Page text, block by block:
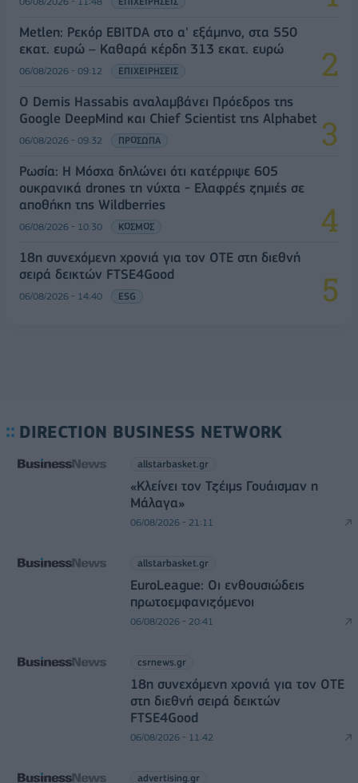
Metlen: Ρεκόρ EBITDA στο α' εξάμηνο, στα 550
εκατ. ευρώ – Καθαρά κέρδη 313 εκατ. ευρώ
06/08/2026 - 09:12 ΕΠΙΧΕΙΡΗΣΕΙΣ
Ο Demis Hassabis αναλαμβάνει Πρόεδρος της
Google DeepMind και Chief Scientist της Alphabet
06/08/2026 - 09:32 ΠΡΟΣΩΠΑ
Ρωσία: Η Μόσχα δηλώνει ότι κατέρριψε 605
ουκρανικά drones τη νύχτα - Ελαφρές ζημιές σε
αποθήκη της Wildberries
06/08/2026 - 10:30 ΚΟΣΜΟΣ
18η συνεχόμενη χρονιά για τον ΟΤΕ στη διεθνή
σειρά δεικτών FTSE4Good
06/08/2026 - 14:40 ESG
DIRECTION BUSINESS NETWORK
allstarbasket.gr
«Κλείνει τον Τζέιμς Γουάισμαν η
Μάλαγα»
06/08/2026 - 21:11
allstarbasket.gr
EuroLeague: Οι ενθουσιώδεις
πρωτοεμφανιζόμενοι
06/08/2026 - 20:41
csrnews.gr
18η συνεχόμενη χρονιά για τον ΟΤΕ
στη διεθνή σειρά δεικτών
FTSE4Good
06/08/2026 - 11:42
advertising.gr